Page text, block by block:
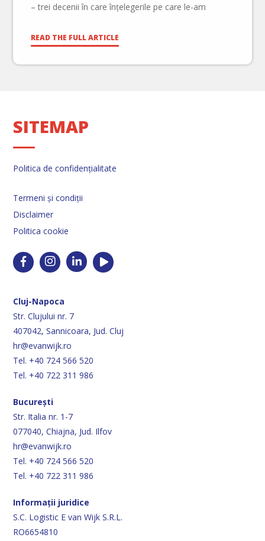
– trei decenii în care înțelegerile pe care le-am
promisiuni […]
READ THE FULL ARTICLE
SITEMAP
Politica de confidențialitate
Termeni și condiții
Disclaimer
Politica cookie
Cluj-Napoca
Str. Clujului nr. 7
407042, Sannicoara, Jud. Cluj
hr@evanwijk.ro
Tel. +40 724 566 520
Tel. +40 722 311 986
București
Str. Italia nr. 1-7
077040, Chiajna, Jud. Ilfov
hr@evanwijk.ro
Tel. +40 724 566 520
Tel. +40 722 311 986
Informații juridice
S.C. Logistic E van Wijk S.R.L.
RO6654810